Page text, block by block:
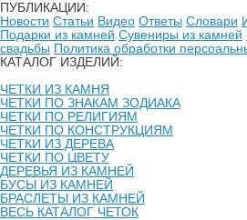
ПУБЛИКАЦИИ:
Новости Статьи Видео Ответы Словари
Подарки из камней Сувениры из камней
свадьбы Политика обработки
КАТАЛОГ ИЗДЕЛИЙ:
ЧЕТКИ ИЗ КАМНЯ
ЧЕТКИ ПО ЗНАКАМ ЗОДИАКА
ЧЕТКИ ПО РЕЛИГИЯМ
ЧЕТКИ ПО КОНСТРУКЦИЯМ
ЧЕТКИ ИЗ ДЕРЕВА
ЧЕТКИ ПО ЦВЕТУ
ДЕРЕВЬЯ ИЗ КАМНЕЙ
БУСЫ ИЗ КАМНЕЙ
БРАСЛЕТЫ ИЗ КАМНЕЙ
ВЕСЬ КАТАЛОГ ЧЕТОК